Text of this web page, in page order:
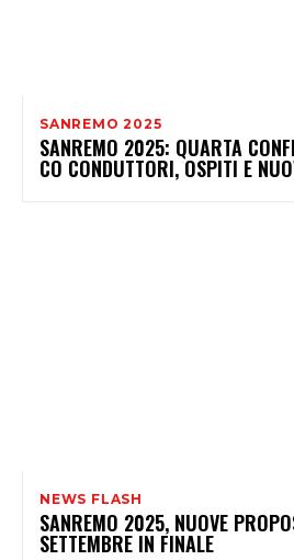
SANREMO 2025
SANREMO 2025: QUARTA
CO CONDUTTORI, OSPITI E
NEWS FLASH
SANREMO 2025, NUOVE
SETTEMBRE IN FINALE